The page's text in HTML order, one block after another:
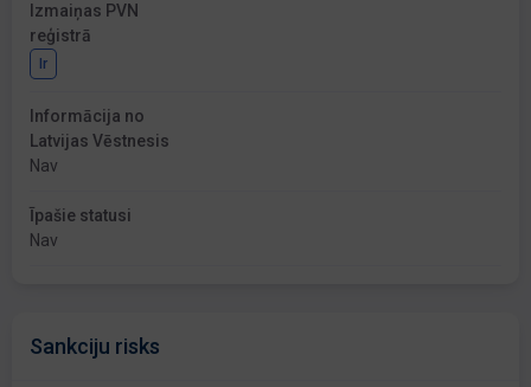
Izmaiņas PVN
reģistrā
Ir
Informācija no
Latvijas Vēstnesis
Nav
Īpašie statusi
Nav
Sankciju risks